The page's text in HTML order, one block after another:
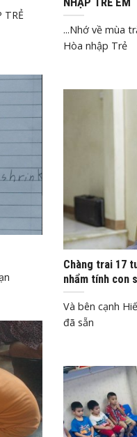
TRẺ
...Nhớ về mùa
Hòa nhập Trẻ
Th1 4, 2020
Chàng trai 17
nhẩm tính con
Và bên cạnh
đã sẵn